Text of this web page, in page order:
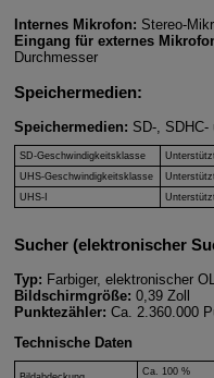
Internes Mikrofon: Stereo-
Eingang für externes
Durchmesser
Speichermedien:
Speichermedien: SD-, SDHC-
SD-Geschwindigkeitsklasse
UHS-Geschwindigkeitsklasse
UHS-I
Sucher (elektronischer
Typ: Farbiger, elektronischer
Bildschirmgröße: 0,39 Zoll
Punktezähler: Ca. 2.360.000
Technische Daten
Ca. 100 %